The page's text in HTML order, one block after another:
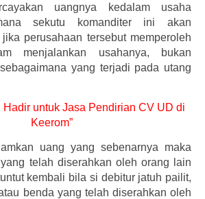
uangnya kedalam usaha
sekutu komanditer ini akan
perusahaan tersebut memperoleh
menjalankan usahanya, bukan
yang terjadi pada utang
Hadir untuk Jasa Pendirian CV UD di
Keerom”
uang yang sebenarnya maka
telah diserahkan oleh orang lain
kembali bila si debitur jatuh pailit,
benda yang telah diserahkan oleh